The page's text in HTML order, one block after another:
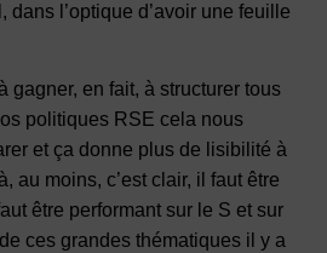
dans l’optique d’avoir une feuille
gagner, en fait, à structurer tous
politiques RSE cela nous
et ça donne plus de lisibilité à
au moins, c’est clair, il faut être
être performant sur le S et sur
ces grandes thématiques il y a